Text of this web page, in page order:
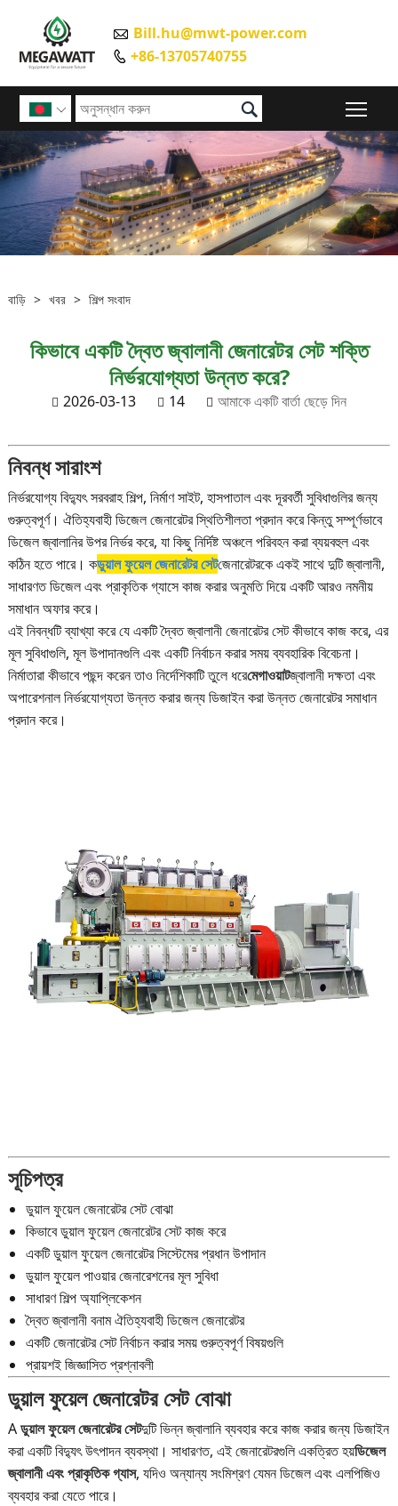
 Bill.hu@mwt-power.com
 +86-13705740755
 
বাড়ি > খবর > শিল্প সংবাদ
কিভাবে একটি দ্বৈত জ্বালানী জেনারেটর সেট শক্তি
নির্ভরযোগ্যতা উন্নত করে?
2026-03-13 14 আমাকে একটি বার্তা ছেড়ে দিন
নিবন্ধ সারাংশ
নির্ভরযোগ্য বিদ্যুৎ সরবরাহ শিল্প, নির্মাণ সাইট, হাসপাতাল এবং দূরবর্তী সুবিধাগুলির জন্য
গুরুত্বপূর্ণ। ঐতিহ্যবাহী ডিজেল জেনারেটর স্থিতিশীলতা প্রদান করে কিন্তু সম্পূর্ণভাবে
ডিজেল জ্বালানির উপর নির্ভর করে, যা কিছু নির্দিষ্ট অঞ্চলে পরিবহন করা ব্যয়বহুল এবং
কঠিন হতে পারে। কডুয়াল ফুয়েল জেনারেটর সেটজেনারেটরকে একই সাথে দুটি জ্বালানী,
সাধারণত ডিজেল এবং প্রাকৃতিক গ্যাসে কাজ করার অনুমতি দিয়ে একটি আরও নমনীয়
সমাধান অফার করে।
এই নিবন্ধটি ব্যাখ্যা করে যে একটি দ্বৈত জ্বালানী জেনারেটর সেট কীভাবে কাজ করে, এর
মূল সুবিধাগুলি, মূল উপাদানগুলি এবং একটি নির্বাচন করার সময় ব্যবহারিক বিবেচনা।
নির্মাতারা কীভাবে পছন্দ করেন তাও নির্দেশিকাটি তুলে ধরেমেগাওয়াটজ্বালানী দক্ষতা এবং
অপারেশনাল নির্ভরযোগ্যতা উন্নত করার জন্য ডিজাইন করা উন্নত জেনারেটর সমাধান
প্রদান করে।
সূচিপত্র
ডুয়াল ফুয়েল জেনারেটর সেট বোঝা
কিভাবে ডুয়াল ফুয়েল জেনারেটর সেট কাজ করে
একটি ডুয়াল ফুয়েল জেনারেটর সিস্টেমের প্রধান উপাদান
ডুয়াল ফুয়েল পাওয়ার জেনারেশনের মূল সুবিধা
সাধারণ শিল্প অ্যাপ্লিকেশন
দ্বৈত জ্বালানী বনাম ঐতিহ্যবাহী ডিজেল জেনারেটর
একটি জেনারেটর সেট নির্বাচন করার সময় গুরুত্বপূর্ণ বিষয়গুলি
প্রায়শই জিজ্ঞাসিত প্রশ্নাবলী
ডুয়াল ফুয়েল জেনারেটর সেট বোঝা
Aডুয়াল ফুয়েল জেনারেটর সেটদুটি ভিন্ন জ্বালানি ব্যবহার করে কাজ করার জন্য ডিজাইন
করা একটি বিদ্যুৎ উৎপাদন ব্যবস্থা। সাধারণত, এই জেনারেটরগুলি একত্রিত হয়ডিজেল
জ্বালানী এবং প্রাকৃতিক গ্যাস, যদিও অন্যান্য সংমিশ্রণ যেমন ডিজেল এবং এলপিজিও
ব্যবহার করা যেতে পারে।